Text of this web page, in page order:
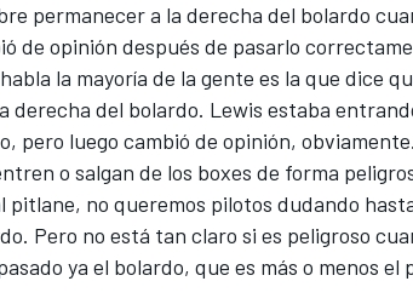
permanecer a la derecha del bolardo
de opinión después de pasarlo
la mayoría de la gente es la que dice
derecha del bolardo. Lewis estaba
pero luego cambió de opinión,
o salgan de los boxes de forma
pitlane, no queremos pilotos dudando
Pero no está tan claro si es peligroso
ya el bolardo, que es más o menos